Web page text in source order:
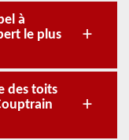
à
le plus
des toits